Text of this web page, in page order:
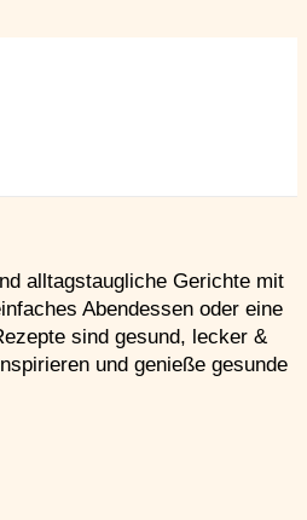
alltagstaugliche Gerichte mit
Abendessen oder eine
sind gesund, lecker &
und genieße gesunde